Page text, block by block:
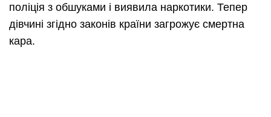
поліція з обшуками і виявила наркотики. Тепер
дівчині згідно законів країни загрожує смертна
кара.